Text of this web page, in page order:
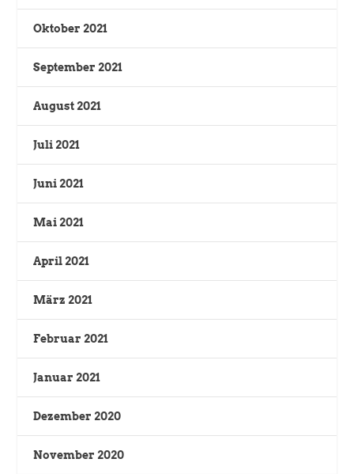
Oktober 2021
September 2021
August 2021
Juli 2021
Juni 2021
Mai 2021
April 2021
März 2021
Februar 2021
Januar 2021
Dezember 2020
November 2020